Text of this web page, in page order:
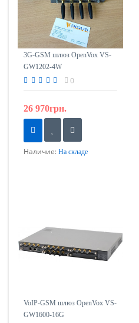
3G-GSM шлюз OpenVox VS-
GW1202-4W
0
26 970грн.
Наличие: На складе
VoIP-GSM шлюз OpenVox VS-
GW1600-16G